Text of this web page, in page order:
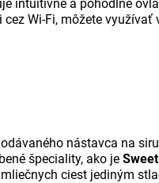
intuitívne a pohodlné
Wi-Fi, môžete využívať
nástavca na
špeciality, ako je
ciest jediným